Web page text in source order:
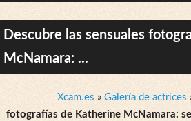
Descubre las sensuales
McNamara: ...
Xcam.es » Galería de actrices
fotografías de Katherine McNamara: